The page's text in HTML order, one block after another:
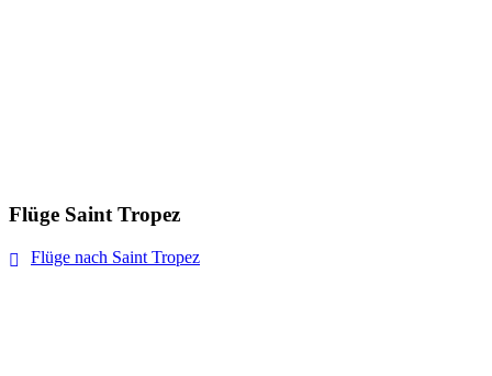
Flüge Saint Tropez
Flüge nach Saint Tropez